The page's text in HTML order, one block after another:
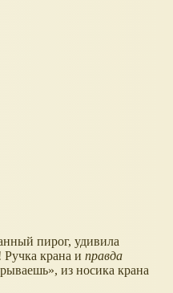
пирог, удивила
Ручка крана и правда
, из носика крана